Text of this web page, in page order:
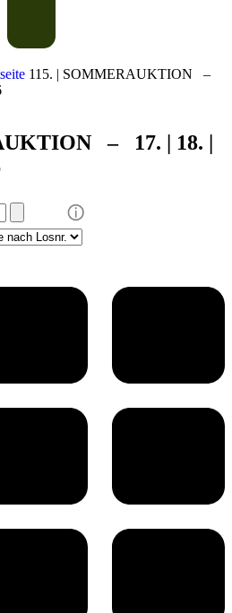
115. | SOMMERAUKTION –
– 17. | 18. |